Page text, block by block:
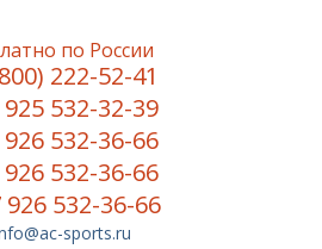
по России
222-52-41
925 532-32-39
926 532-36-66
926 532-36-66
926 532-36-66
sports.ru